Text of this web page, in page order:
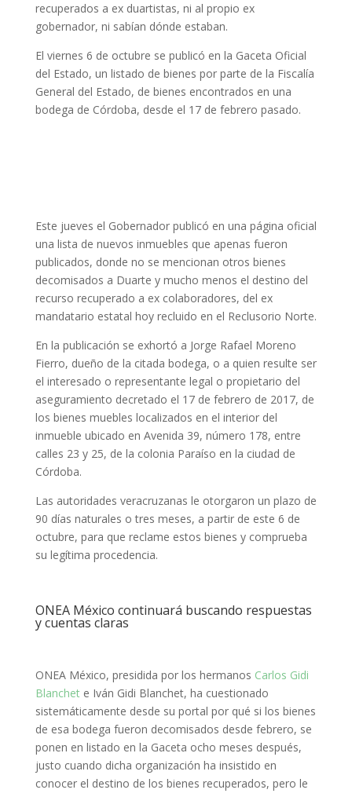
recuperados a ex duartistas, ni al propio ex
gobernador, ni sabían dónde estaban.
El viernes 6 de octubre se publicó en la Gaceta Oficial
del Estado, un listado de bienes por parte de la Fiscalía
General del Estado, de bienes encontrados en una
bodega de Córdoba, desde el 17 de febrero pasado.
Este jueves el Gobernador publicó en una página oficial
una lista de nuevos inmuebles que apenas fueron
publicados, donde no se mencionan otros bienes
decomisados a Duarte y mucho menos el destino del
recurso recuperado a ex colaboradores, del ex
mandatario estatal hoy recluido en el Reclusorio Norte.
En la publicación se exhortó a Jorge Rafael Moreno
Fierro, dueño de la citada bodega, o a quien resulte ser
el interesado o representante legal o propietario del
aseguramiento decretado el 17 de febrero de 2017, de
los bienes muebles localizados en el interior del
inmueble ubicado en Avenida 39, número 178, entre
calles 23 y 25, de la colonia Paraíso en la ciudad de
Córdoba.
Las autoridades veracruzanas le otorgaron un plazo de
90 días naturales o tres meses, a partir de este 6 de
octubre, para que reclame estos bienes y comprueba
su legítima procedencia.
ONEA México continuará buscando respuestas
y cuentas claras
ONEA México, presidida por los hermanos Carlos Gidi
Blanchet e Iván Gidi Blanchet, ha cuestionado
sistemáticamente desde su portal por qué si los bienes
de esa bodega fueron decomisados desde febrero, se
ponen en listado en la Gaceta ocho meses después,
justo cuando dicha organización ha insistido en
conocer el destino de los bienes recuperados, pero le